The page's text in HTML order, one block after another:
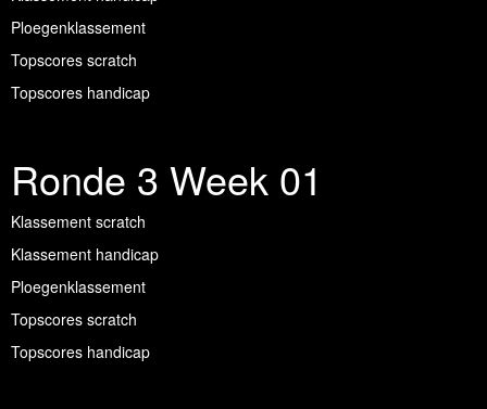
Ploegenklassement
Topscores scratch
Topscores handicap
Ronde 3 Week 01
Klassement scratch
Klassement handicap
Ploegenklassement
Topscores scratch
Topscores handicap